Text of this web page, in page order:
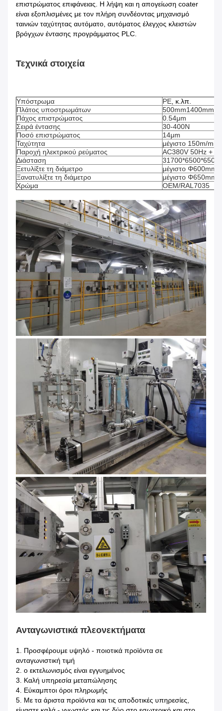
επιστρώματος επιφάνειας. Η λήψη και η απογείωση coater
είναι εξοπλισμένες με τον πλήρη συνδέοντας μηχανισμό
ταινιών ταχύτητας αυτόματο, αυτόματος έλεγχος κλειστών
βρόγχων έντασης προγράμματος PLC.
Τεχνικά στοιχεία
Υπόστρωμα PE, κ.λπ.
Πλάτος υποστρωμάτων
500mm1400mm
Πάχος επιστρώματος
0.54μm
Σειρά έντασης
30-400N
Ποσό επιστρώματος
14μm
Ταχύτητα
μέγιστο 150m/min
Παροχή ηλεκτρικού ρεύματος
AC380V 50Hz +
Διάσταση
Ξετυλίξτε τη διάμετρο
μέγιστο Φ600mm
Ξανατυλίξτε τη διάμετρο
μέγιστο Φ650mm
Χρώμα
OEM/RAL7035
Ανταγωνιστικά πλεονεκτήματα
1. Προσφέρουμε υψηλό - ποιοτικά προϊόντα σε
ανταγωνιστική τιμή
2. ο εκτελωνισμός είναι εγγυημένος
3. Καλή υπηρεσία μεταπώλησης
4. Εύκαμπτοι όροι πληρωμής
5. Με τα άριστα προϊόντα και τις αποδοτικές υπηρεσίες,